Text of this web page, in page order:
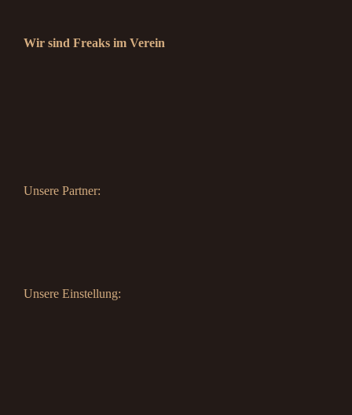
Wir sind Freaks im Verein
Unsere Partner:
Unsere Einstellung: